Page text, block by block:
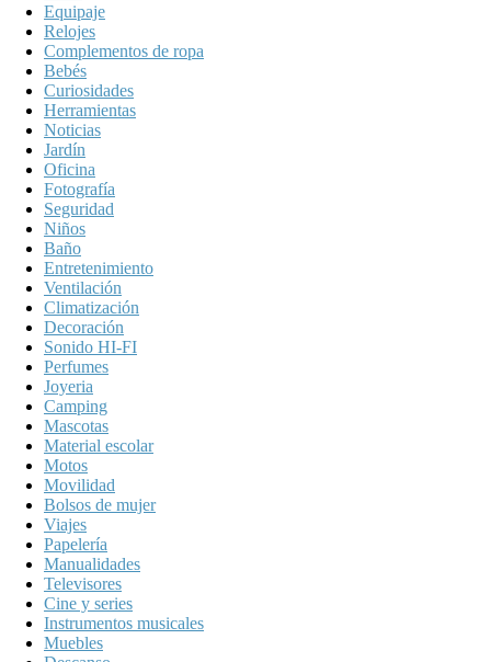
Equipaje
Relojes
Complementos de ropa
Bebés
Curiosidades
Herramientas
Noticias
Jardín
Oficina
Fotografía
Seguridad
Niños
Baño
Entretenimiento
Ventilación
Climatización
Decoración
Sonido HI-FI
Perfumes
Joyeria
Camping
Mascotas
Material escolar
Motos
Movilidad
Bolsos de mujer
Viajes
Papelería
Manualidades
Televisores
Cine y series
Instrumentos musicales
Muebles